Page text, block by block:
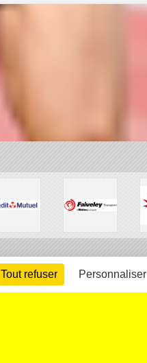
Tout refuser Personnaliser